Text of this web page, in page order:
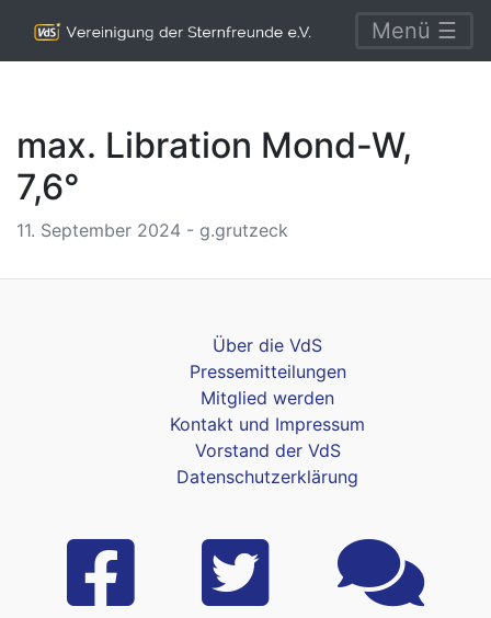
Menü ☰
max. Libration Mond-W,
7,6°
11. September 2024 - g.grutzeck
Über die VdS
Pressemitteilungen
Mitglied werden
Kontakt und Impressum
Vorstand der VdS
Datenschutzerklärung